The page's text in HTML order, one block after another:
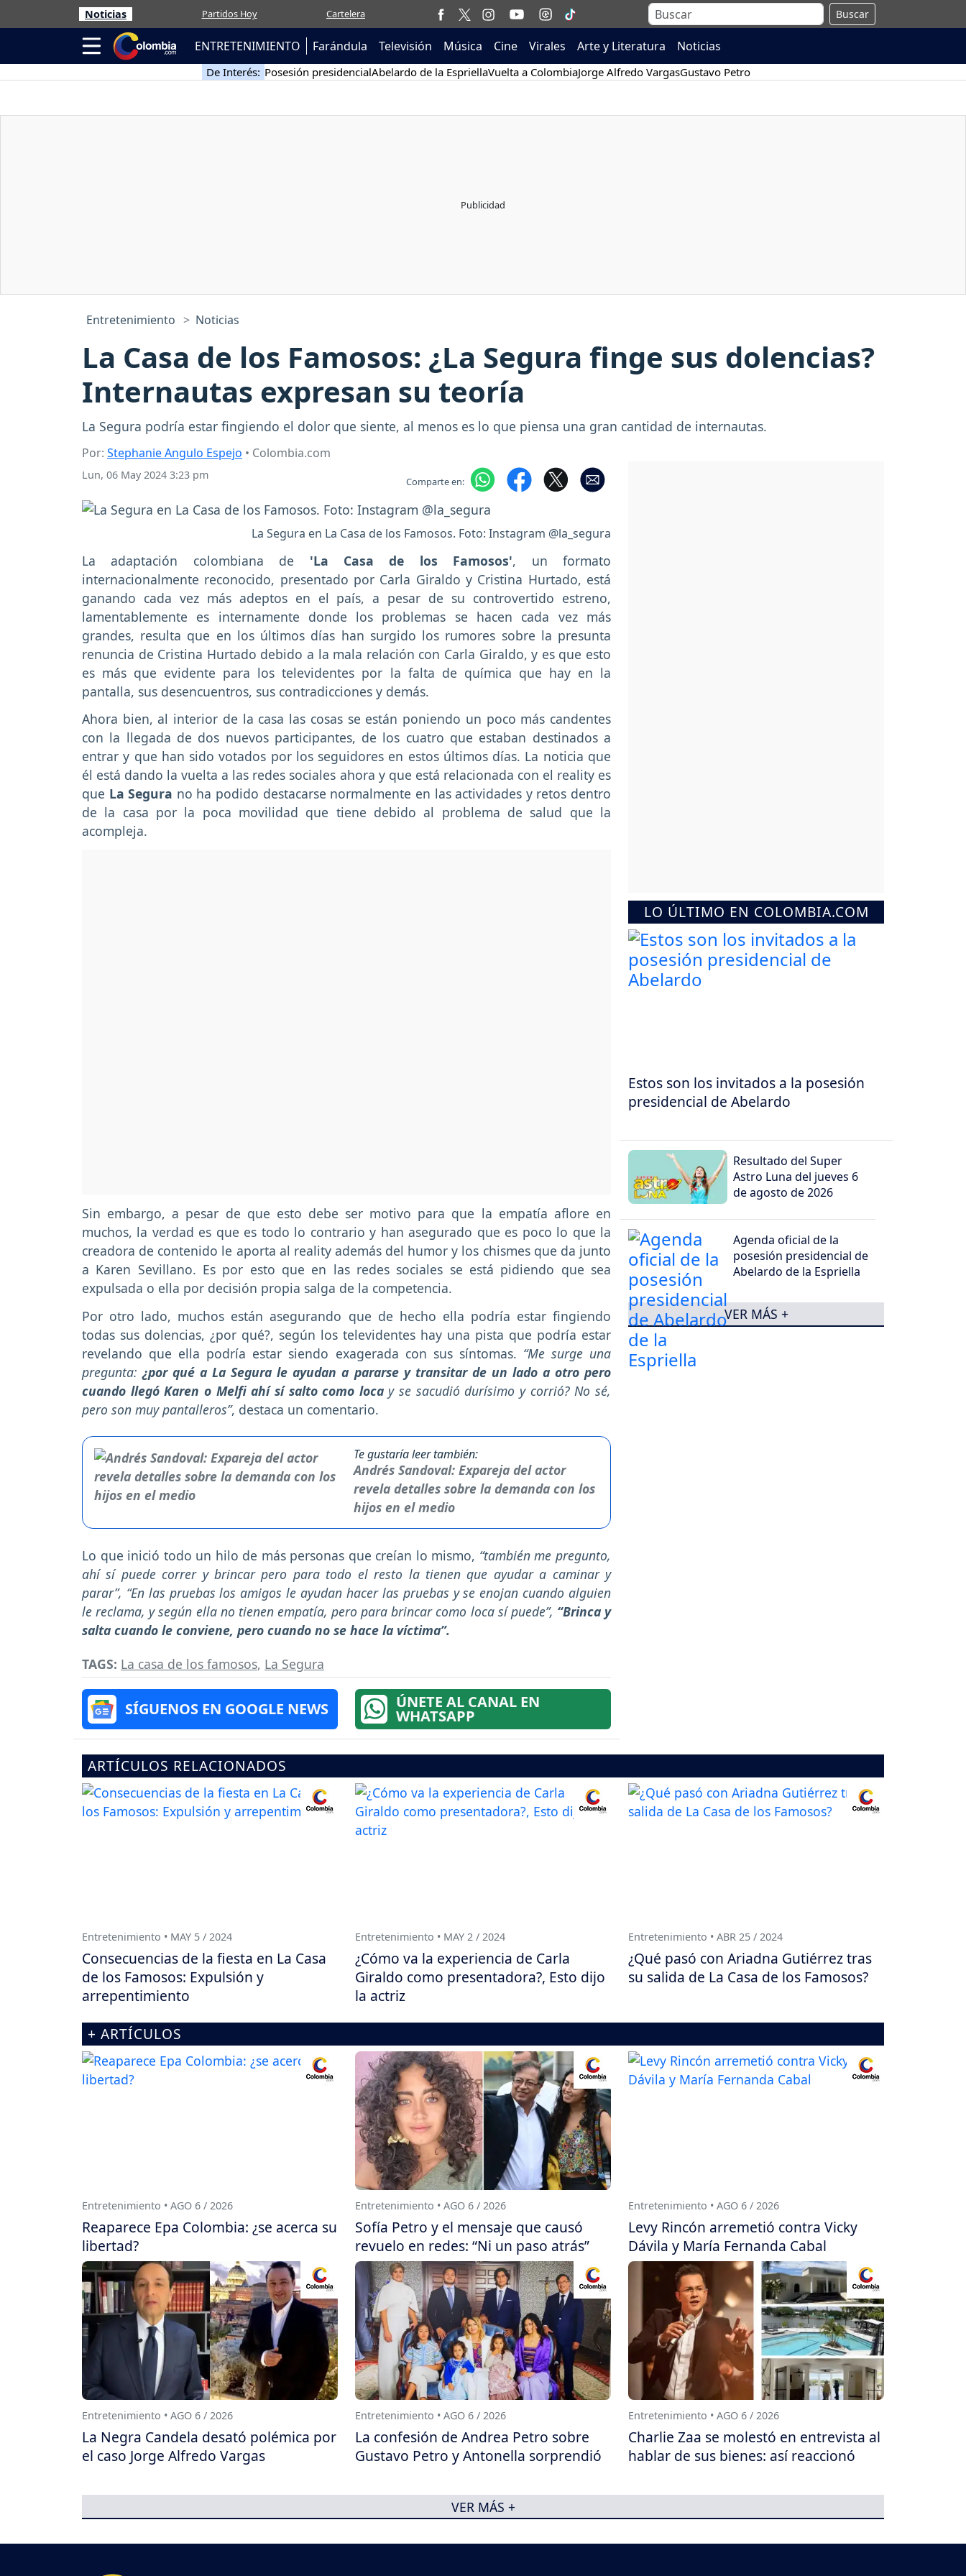
Noticias Partidos Hoy Cartelera Buscar
ENTRETENIMIENTO Farándula Televisión Música Cine Virales Arte y Literatura Noticias
De Interés: Posesión presidencialAbelardo de la EspriellaVuelta a ColombiaJorge Alfredo VargasGustavo Petro
Entretenimiento Noticias
La Casa de los Famosos: ¿La Segura finge sus dolencias?
Internautas expresan su teoría
La Segura podría estar fingiendo el dolor que siente, al menos es lo que piensa una gran cantidad de internautas.
Por: Stephanie Angulo Espejo • Colombia.com
Lun, 06 May 2024 3:23 pm Comparte en:
La Segura en La Casa de los Famosos. Foto: Instagram @la_segura
La adaptación colombiana de 'La Casa de los Famosos', un formato
internacionalmente reconocido, presentado por Carla Giraldo y Cristina Hurtado, está
ganando cada vez más adeptos en el país, a pesar de su controvertido estreno,
lamentablemente es internamente donde los problemas se hacen cada vez más
grandes, resulta que en los últimos días han surgido los rumores sobre la presunta
renuncia de Cristina Hurtado debido a la mala relación con Carla Giraldo, y es que esto
es más que evidente para los televidentes por la falta de química que hay en la
pantalla, sus desencuentros, sus contradicciones y demás.
Ahora bien, al interior de la casa las cosas se están poniendo un poco más candentes
con la llegada de dos nuevos participantes, de los cuatro que estaban destinados a
entrar y que han sido votados por los seguidores en estos últimos días. La noticia que
él está dando la vuelta a las redes sociales ahora y que está relacionada con el reality es
que La Segura no ha podido destacarse normalmente en las actividades y retos dentro
de la casa por la poca movilidad que tiene debido al problema de salud que la
acompleja.
Sin embargo, a pesar de que esto debe ser motivo para que la empatía aflore en
muchos, la verdad es que es todo lo contrario y han asegurado que es poco lo que la
creadora de contenido le aporta al reality además del humor y los chismes que da junto
a Karen Sevillano. Es por esto que en las redes sociales se está pidiendo que sea
expulsada o ella por decisión propia salga de la competencia.
Por otro lado, muchos están asegurando que de hecho ella podría estar fingiendo
todas sus dolencias, ¿por qué?, según los televidentes hay una pista que podría estar
revelando que ella podría estar siendo exagerada con sus síntomas. “Me surge una
pregunta:¿por qué a La Segura le ayudan a pararse y transitar de un lado a otro pero
cuando llegó Karen o Melfi ahí sí salto como locay se sacudió durísimo y corrió? No sé,
pero son muy pantalleros”, destaca un comentario.
Te gustaría leer también:
Andrés Sandoval: Expareja del actor
revela detalles sobre la demanda con los
hijos en el medio
Lo que inició todo un hilo de más personas que creían lo mismo, “también me pregunto,
ahí sí puede correr y brincar pero para todo el resto la tienen que ayudar a caminar y
parar”, “En las pruebas los amigos le ayudan hacer las pruebas y se enojan cuando alguien
le reclama, y según ella no tienen empatía, pero para brincar como loca sí puede”, “Brinca y
salta cuando le conviene, pero cuando no se hace la víctima”.
TAGS: La casa de los famosos, La Segura
SÍGUENOS EN GOOGLE NEWS ÚNETE AL CANAL EN
WHATSAPP
LO ÚLTIMO EN COLOMBIA.COM
Estos son los invitados a la posesión
presidencial de Abelardo
Resultado del Super
Astro Luna del jueves 6
de agosto de 2026
Agenda oficial de la
posesión presidencial de
Abelardo de la Espriella
VER MÁS +
ARTÍCULOS RELACIONADOS
Entretenimiento • MAY 5 / 2024
Consecuencias de la fiesta en La Casa
de los Famosos: Expulsión y
arrepentimiento
Entretenimiento • MAY 2 / 2024
¿Cómo va la experiencia de Carla
Giraldo como presentadora?, Esto dijo
la actriz
Entretenimiento • ABR 25 / 2024
¿Qué pasó con Ariadna Gutiérrez tras
su salida de La Casa de los Famosos?
+ ARTÍCULOS
Entretenimiento • AGO 6 / 2026
Reaparece Epa Colombia: ¿se acerca su
libertad?
Entretenimiento • AGO 6 / 2026
Sofía Petro y el mensaje que causó
revuelo en redes: “Ni un paso atrás”
Entretenimiento • AGO 6 / 2026
Levy Rincón arremetió contra Vicky
Dávila y María Fernanda Cabal
Entretenimiento • AGO 6 / 2026
La Negra Candela desató polémica por
el caso Jorge Alfredo Vargas
Entretenimiento • AGO 6 / 2026
La confesión de Andrea Petro sobre
Gustavo Petro y Antonella sorprendió
Entretenimiento • AGO 6 / 2026
Charlie Zaa se molestó en entrevista al
hablar de sus bienes: así reaccionó
VER MÁS +